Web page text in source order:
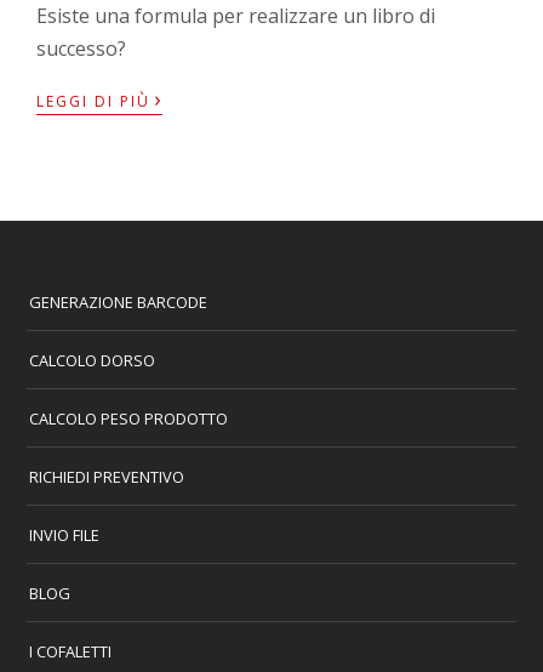
Esiste una formula per realizzare un libro di
successo?
LEGGI DI PIÙ ›
GENERAZIONE BARCODE
CALCOLO DORSO
CALCOLO PESO PRODOTTO
RICHIEDI PREVENTIVO
INVIO FILE
BLOG
I COFALETTI